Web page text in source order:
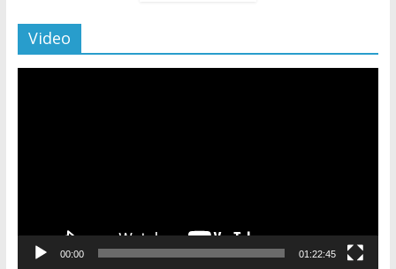
Video
00:00 01:22:45